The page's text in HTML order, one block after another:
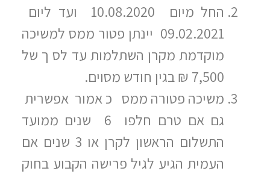
החל מיום 10.08.2020 ועד ליום
09.02.2021 יינתן פטור ממס למשיכה
מוקדמת מקרן השתלמות עד לס ך של
7,500 ₪ בגין חודש מסוים.
משיכה פטורה ממס כ אמור אפשרית
גם אם טרם חלפו 6 שנים ממועד
התשלום הראשון לקרן או 3 שנים אם
העמית הגיע לגיל פרישה הקבוע בחוק